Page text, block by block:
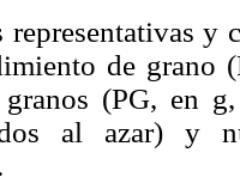
y
de grano
(PG, en
al azar) y